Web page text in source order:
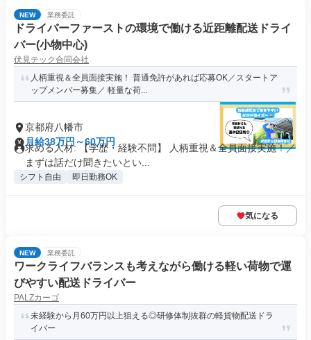
NEW 業務委託
ドライバーファーストの環境で働ける近距離配送ドライ
バー(小物中心)
伏見テック合同会社
人柄重視＆全員面接実施！ 普通免許があれば応募OK／スタートア
ップメンバー募集／ 軽量な荷...
京都府八幡市
月給38万円～60万円
求める人材: 【学歴・経験不問】 人柄重視＆全員面接実施！／
まずは話だけ聞きたいとい...
シフト自由 即日勤務OK
気になる
NEW 業務委託
ワークライフバランスも考えながら働ける軽い荷物で運
びやすい配送ドライバー
PALZカーゴ
未経験から月60万円以上狙える◎研修体制抜群の軽貨物配送ドラ
イバー